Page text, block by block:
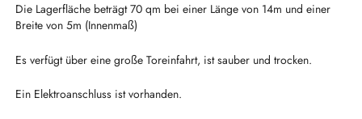
Die Lagerfläche beträgt 70 qm bei einer Länge von 14m und einer
Breite von 5m (Innenmaß)
Es verfügt über eine große Toreinfahrt, ist sauber und trocken.
Ein Elektroanschluss ist vorhanden.